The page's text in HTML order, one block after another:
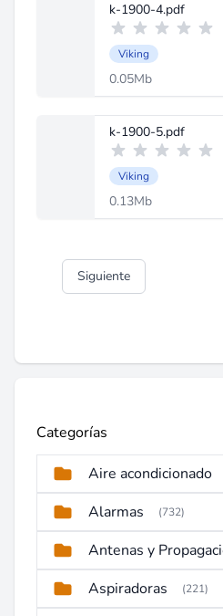
k-1900-4.pdf
Viking
0.05Mb
k-1900-5.pdf
Viking
0.13Mb
Siguiente
Categorías
Aire acondicionado
Alarmas (732)
Antenas y
Aspiradoras (221)